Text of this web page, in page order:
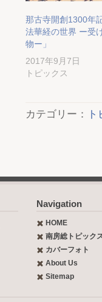
那古寺開創1300年
法華経の世界 ー受
物ー」
2017年9月7日
トピックス
カテゴリー：
Navigation
HOME
南房総トピック
カバーフォト
About Us
Sitemap